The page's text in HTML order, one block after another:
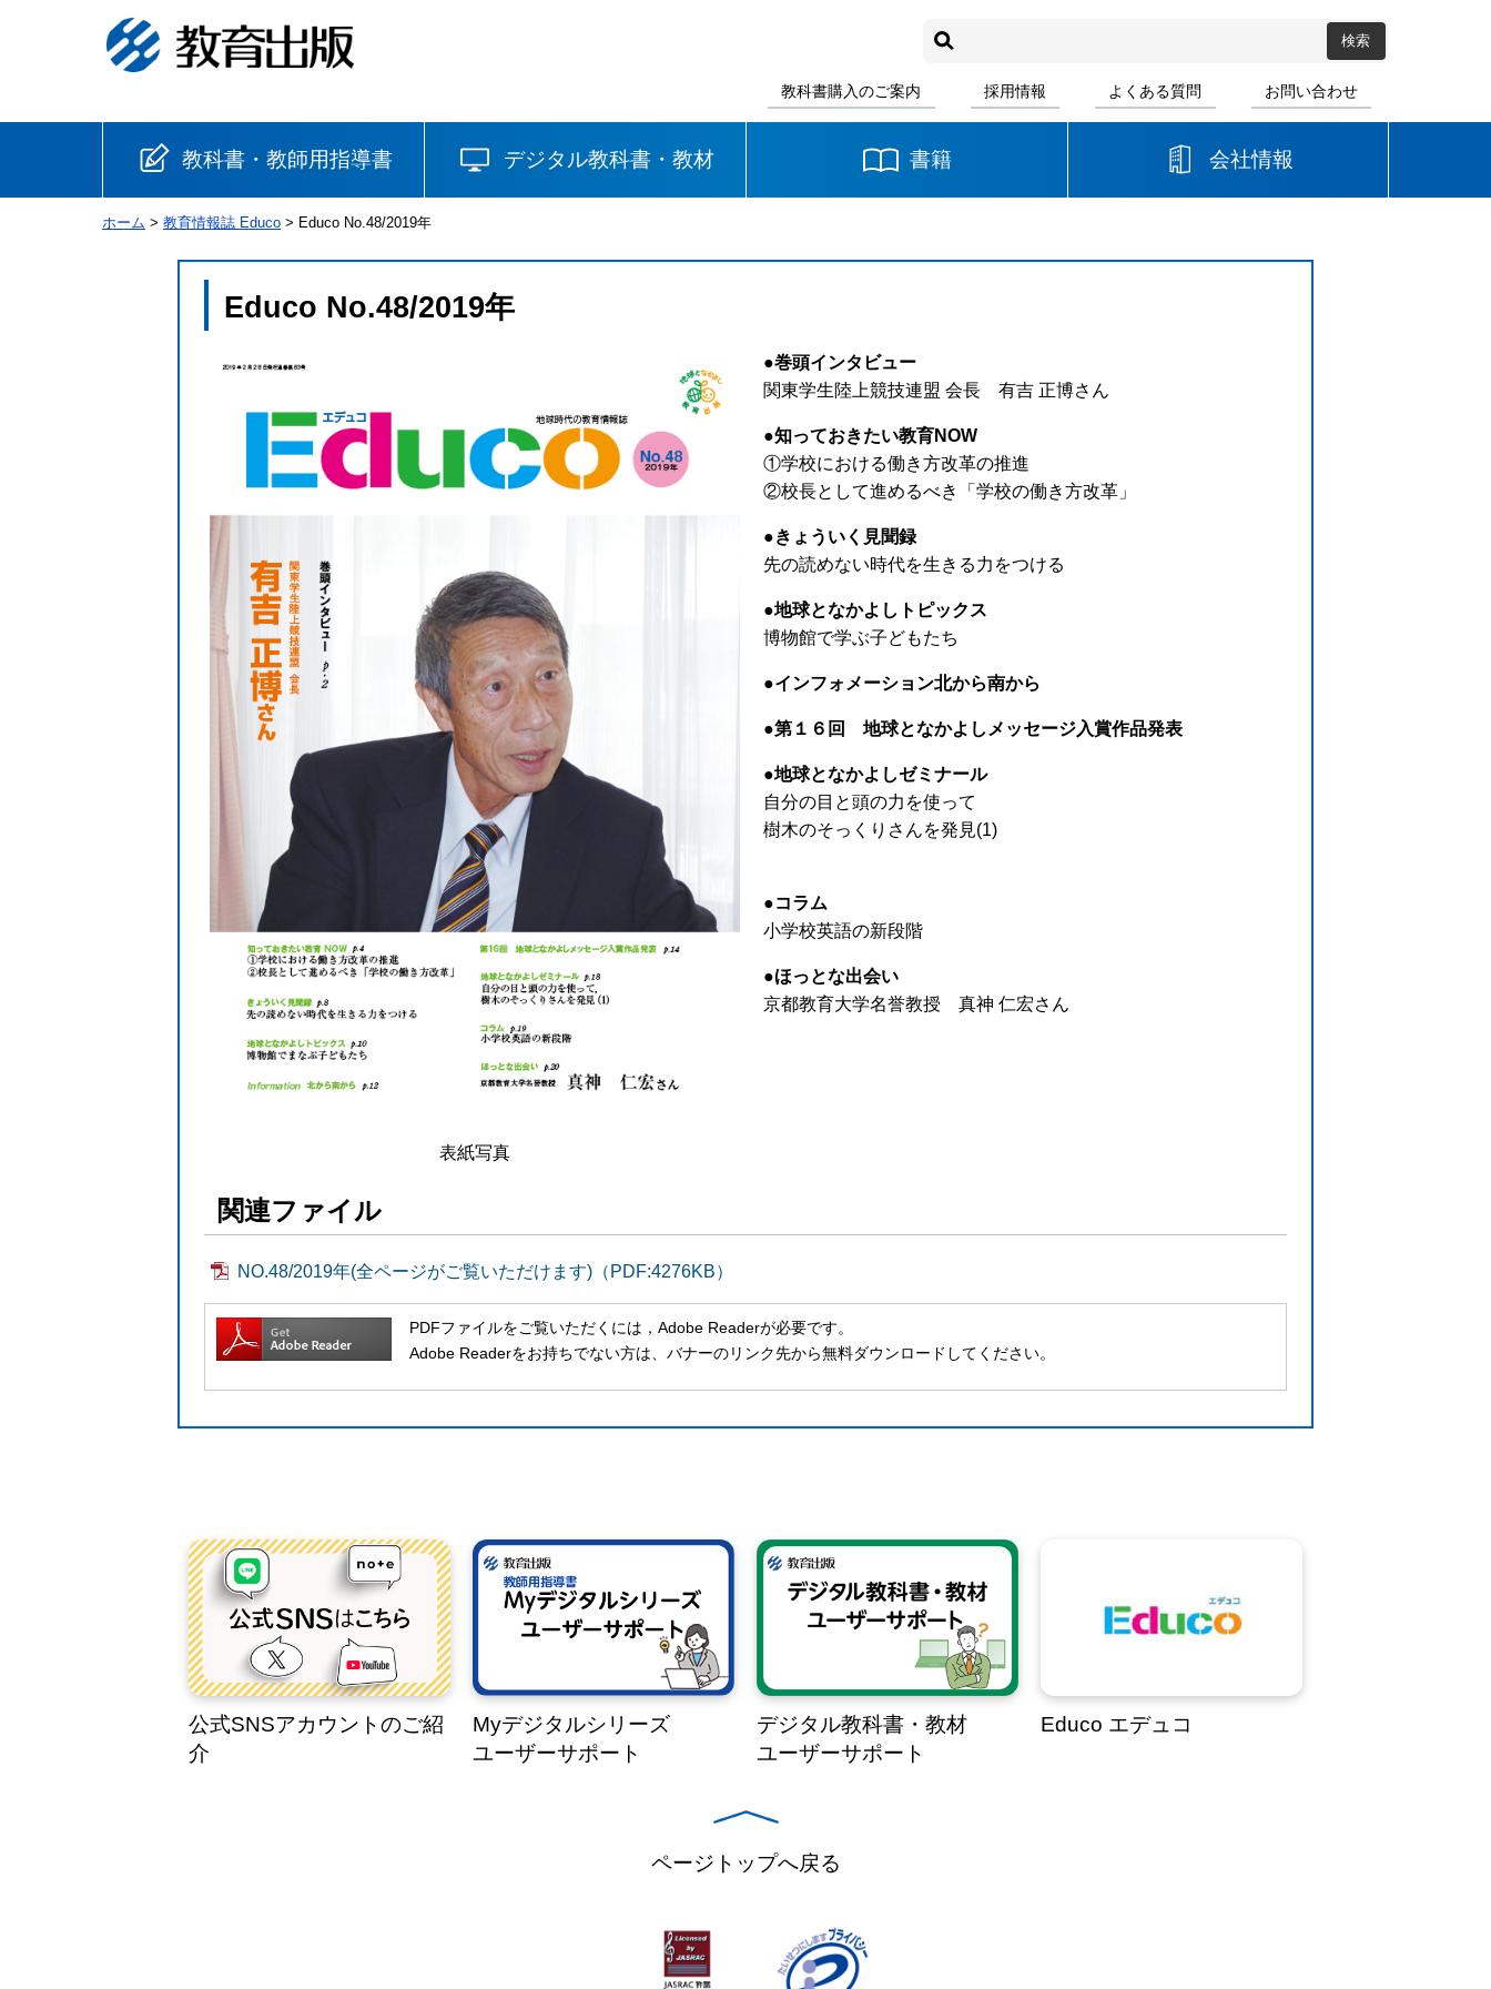
教科書購入のご案内 採用情報 よくある質問 お問い合わせ
教科書・教師用指導書
小学校
書写 社会
英語
音楽
デジタル教科書・教材 書籍 会社情報
ホーム > 教育情報誌 Educo > Educo No.48/2019年
Educo No.48/2019年
表紙写真
●巻頭インタビュー
関東学生陸上競技連盟 会長 有吉 正博さん
●知っておきたい教育NOW
①学校における働き方改革の推進
②校長として進めるべき「学校の働き方改革」
●きょういく見聞録
先の読めない時代を生きる力をつける
●地球となかよしトピックス
博物館で学ぶ子どもたち
●インフォメーション北から南から
●第１６回 地球となかよしメッセージ入賞作品発表
●地球となかよしゼミナール
自分の目と頭の力を使って
樹木のそっくりさんを発見(1)
●コラム
小学校英語の新段階
●ほっとな出会い
京都教育大学名誉教授 真神 仁宏さん
関連ファイル
NO.48/2019年(全ページがご覧いただけます)（PDF:4276KB）
PDFファイルをご覧いただくには，Adobe Readerが必要です。
Adobe Readerをお持ちでない方は、バナーのリンク先から無料ダウンロードしてください。
公式SNSアカウントのご紹
介
Myデジタルシリーズ
ユーザーサポート
デジタル教科書・教材
ユーザーサポート
Educo エデュコ
ページトップへ戻る